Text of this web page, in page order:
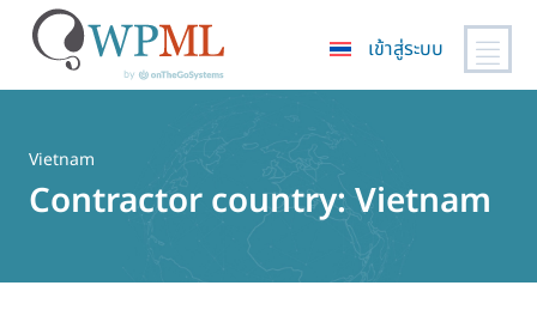
เนื้อหา
เข้าสู่ระบบ
Vietnam
Contractor country:Vietnam